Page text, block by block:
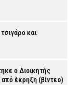
και
o Διοικητής
έκρηξη (βίντεο)